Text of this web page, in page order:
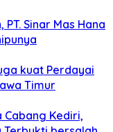
Sinar Mas Hana
kuat Perdayai
Timur
Cabang Kediri,